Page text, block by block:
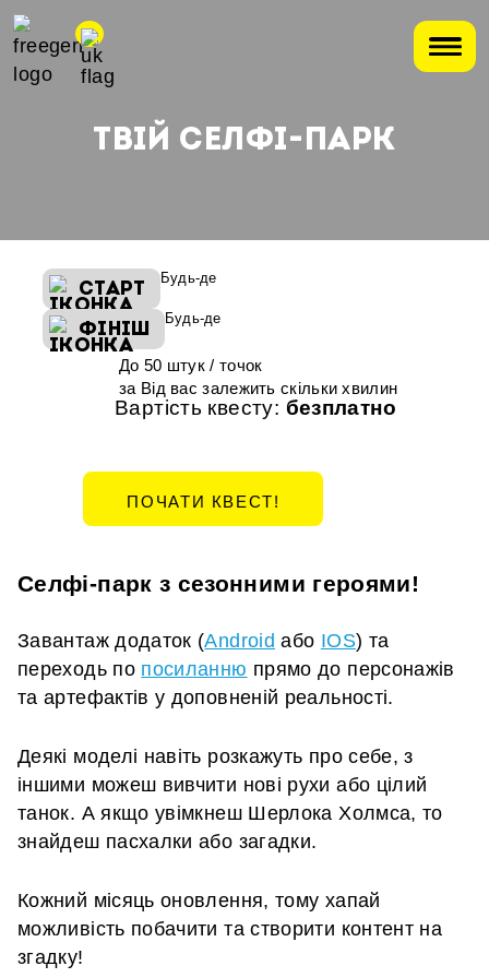
ТВІЙ СЕЛФІ-ПАРК
СТАРТ
Будь-де
ФІНІШ
Будь-де
До 50 штук / точок
за Від вас залежить скільки хвилин
Вартість квесту: безплатно
ПОЧАТИ КВЕСТ!
Селфі-парк з сезонними героями!
Завантаж додаток (Android або IOS) та
переходь по посиланню прямо до персонажів
та артефактів у доповненій реальності.
Деякі моделі навіть розкажуть про себе, з
іншими можеш вивчити нові рухи або цілий
танок. А якщо увімкнеш Шерлока Холмса, то
знайдеш пасхалки або загадки.
Кожний місяць оновлення, тому хапай
можливість побачити та створити контент на
згадку!